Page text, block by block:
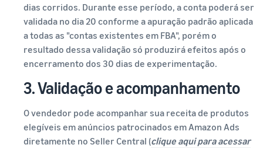
dias corridos. Durante esse período, a conta poderá ser
validada no dia 20 conforme a apuração padrão aplicada
a todas as "contas existentes em FBA", porém o
resultado dessa validação só produzirá efeitos após o
encerramento dos 30 dias de experimentação.
3. Validação e acompanhamento
O vendedor pode acompanhar sua receita de produtos
elegíveis em anúncios patrocinados em Amazon Ads
diretamente no Seller Central (clique aqui para acessar